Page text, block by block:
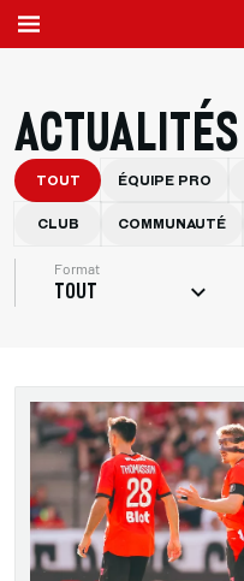
ACTUALITÉS
TOUT ÉQUIPE PRO
CLUB COMMUNAUTÉ
Format
TOUT